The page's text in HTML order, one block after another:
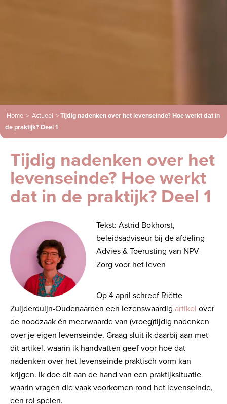
Home > Actueel >Tijdig nadenken over het levenseinde? Hoe werkt dat in
de praktijk? Deel 1
Tijdig nadenken over het
levenseinde? Hoe werkt
dat in de praktijk? Deel 1
Tekst: Astrid Bokhorst,
beleidsadviseur bij de afdeling
Advies & Toerusting van NPV-
Zorg voor het leven
Op 4 april schreef Riëtte
Zuijderduijn-Oudenaarden een lezenswaardig artikel over
de noodzaak én meerwaarde van (vroeg)tijdig nadenken
over je eigen levenseinde. Graag sluit ik daarbij aan met
dit artikel, waarin ik handvatten geef voor hoe dat
nadenken over het levenseinde praktisch vorm kan
krijgen. Ik doe dit aan de hand van een praktijksituatie
waarin vragen die vaak voorkomen rond het levenseinde,
een rol spelen.